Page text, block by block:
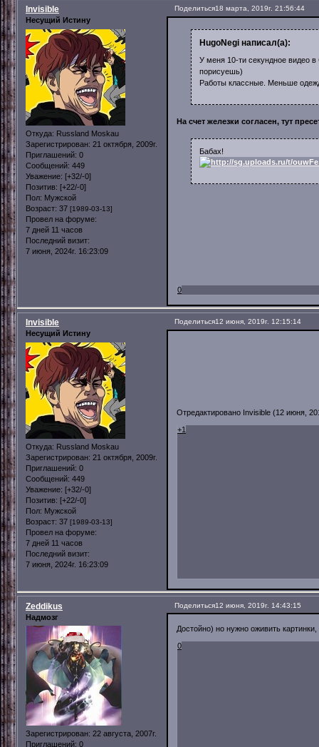
Поделиться18 марта, 2019г. 21:56:44
Invisible
Несущий Истину
Откуда: Russland Moskau
Зарегистрирован: 21 октября, 2009г.
Приглашений: 0
Сообщений: 449
Уважение: [+32/-0]
Позитив: [+22/-0]
Пол: Мужской
Возраст: 37 [1989-03-13]
Провел на форуме:
7 дней 11 часов
Последний визит:
7 июня, 2024г. 16:23:09
HugoNegi написал(а):
У меня 10-ти секундное видео
порисуешь)
Работы классные. Меньше
На счет железки согласен, тут
Бабах!
0
Поделиться12 июня, 2019г. 12:15:14
Invisible
Несущий Истину
Откуда: Russland Moskau
Зарегистрирован: 21 октября, 2009г.
Приглашений: 0
Сообщений: 449
Уважение: [+32/-0]
Позитив: [+22/-0]
Пол: Мужской
Возраст: 37 [1989-03-13]
Провел на форуме:
7 дней 11 часов
Последний визит:
7 июня, 2024г. 16:23:09
Отредактировано Invisible (12 июня,
+1
Поделиться12 июня, 2019г. 14:43:15
Zeddikus
Надмозг
Зарегистрирован: 22 августа, 2007г.
Приглашений: 0
Достойно) но нужно оживить
0